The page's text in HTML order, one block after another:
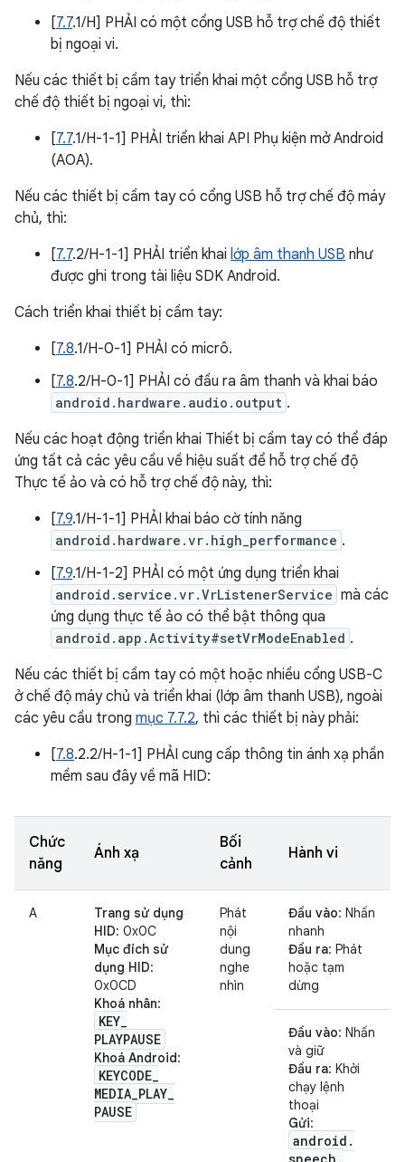
[7.7.1/H] PHẢI có một cổng USB hỗ trợ chế độ thiết
bị ngoại vi.
Nếu các thiết bị cầm tay triển khai một cổng USB hỗ trợ
chế độ thiết bị ngoại vi, thì:
[7.7.1/H-1-1] PHẢI triển khai API Phụ kiện mở Android
(AOA).
Nếu các thiết bị cầm tay có cổng USB hỗ trợ chế độ máy
chủ, thì:
[7.7.2/H-1-1] PHẢI triển khai lớp âm thanh USB như
được ghi trong tài liệu SDK Android.
Cách triển khai thiết bị cầm tay:
[7.8.1/H-0-1] PHẢI có micrô.
[7.8.2/H-0-1] PHẢI có đầu ra âm thanh và khai báo
android.hardware.audio.output .
Nếu các hoạt động triển khai Thiết bị cầm tay có thể đáp
ứng tất cả các yêu cầu về hiệu suất để hỗ trợ chế độ
Thực tế ảo và có hỗ trợ chế độ này, thì:
[7.9.1/H-1-1] PHẢI khai báo cờ tính năng
android.hardware.vr.high_performance .
[7.9.1/H-1-2] PHẢI có một ứng dụng triển khai
android.service.vr.VrListenerService mà các
ứng dụng thực tế ảo có thể bật thông qua
android.app.Activity#setVrModeEnabled .
Nếu các thiết bị cầm tay có một hoặc nhiều cổng USB-C
ở chế độ máy chủ và triển khai (lớp âm thanh USB), ngoài
các yêu cầu trong mục 7.7.2, thì các thiết bị này phải:
[7.8.2.2/H-1-1] PHẢI cung cấp thông tin ánh xạ phần
mềm sau đây về mã HID:
Chức
năng
Ánh xạ
Bối
cảnh
Hành vi
A
Trang sử dụng
HID: 0x0C
Mục đích sử
dụng HID:
0x0CD
Khoá nhân:
KEY_
PLAYPAUSE
Khoá Android:
KEYCODE_
MEDIA_PLAY_
PAUSE
Phát
nội
dung
nghe
nhìn
Đầu vào: Nhấn
nhanh
Đầu ra: Phát
hoặc tạm
dừng
Đầu vào: Nhấn
và giữ
Đầu ra: Khởi
chạy lệnh
thoại
Gửi:
android .